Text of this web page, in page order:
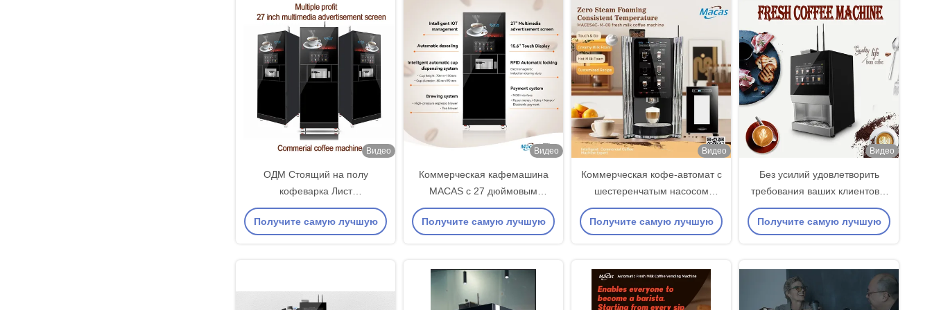
Видео
ОДМ Стоящий на полу
кофеварка Лист
металлический
самообслуживающий
Получите самую лучшую
Видео
Коммерческая кафемашина
MACAS с 27 дюймовым
экраном и Wi-Fi
Получите самую лучшую
Видео
Коммерческая кофе-автомат с
шестеренчатым насосом
высокого объема, системой
самоочистки и емкостью 80 кг
Получите самую лучшую
Видео
Без усилий удовлетворить
требования ваших клиентов с
нашей кофеваркой для
занятых учреждений
Получите самую лучшую